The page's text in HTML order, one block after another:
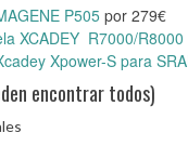
P505 por 279€
XCADEY R7000/R8000
Xpower-S para
encontrar todos)